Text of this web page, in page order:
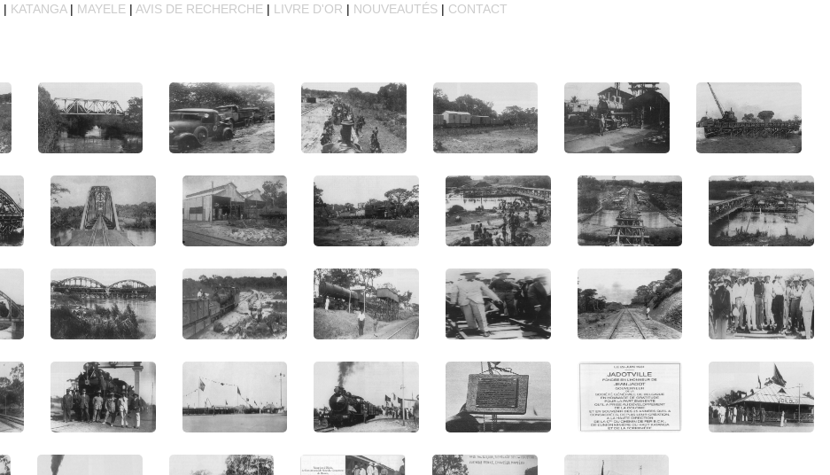
| KATANGA| MAYELE | AVIS DE RECHERCHE | LIVRE D'OR | NOUVEAUTÉS| CONTACT